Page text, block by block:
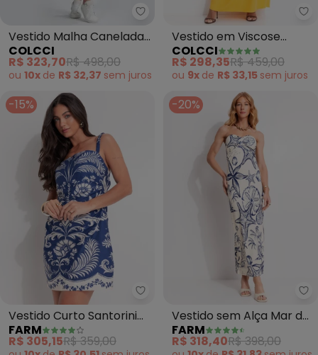
Colcci - Vestido Malha
Vestido Malha Canelada
(Azul)
COLCCI
R$ 323,70R$ 498,00
ou 10x de R$ 32,37 sem juros
Vestido em Viscose
(Amarelo)
COLCCI
R$ 298,35R$ 459,00
ou 9x de R$ 33,15 sem juros
-15%
Farm - Vestido Curto Santorini
Vestido Curto Santorini
(Azul)
FARM
R$ 305,15R$ 359,00
-20%
Vestido sem Alça Mar de
Ondas (Bege)
FARM
R$ 318,40R$ 398,00